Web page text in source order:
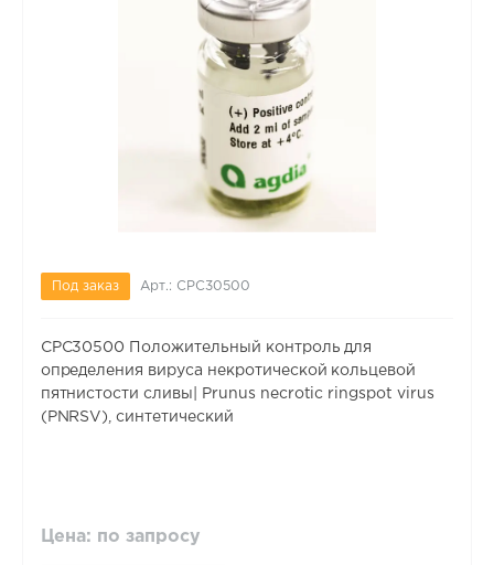
Под заказ Арт.: CPC30500
CPC30500 Положительный контроль для
определения вируса некротической кольцевой
пятнистости сливы| Prunus necrotic ringspot virus
(PNRSV), синтетический
Цена: по запросу